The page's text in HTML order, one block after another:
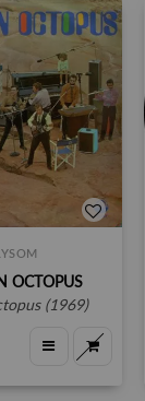
OCTOPUS
(1969)